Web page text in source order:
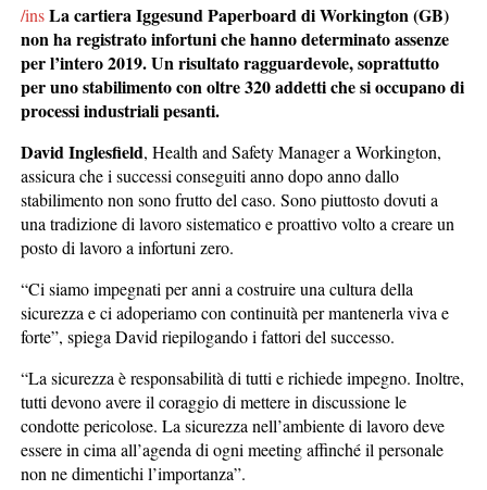
/insLa cartiera Iggesund Paperboard di Workington (GB)
non ha registrato infortuni che hanno determinato assenze
per l’intero 2019. Un risultato ragguardevole, soprattutto
per uno stabilimento con oltre 320 addetti che si occupano di
processi industriali pesanti.
David Inglesfield, Health and Safety Manager a Workington,
assicura che i successi conseguiti anno dopo anno dallo
stabilimento non sono frutto del caso. Sono piuttosto dovuti a
una tradizione di lavoro sistematico e proattivo volto a creare un
posto di lavoro a infortuni zero.
“Ci siamo impegnati per anni a costruire una cultura della
sicurezza e ci adoperiamo con continuità per mantenerla viva e
forte”, spiega David riepilogando i fattori del successo.
“La sicurezza è responsabilità di tutti e richiede impegno. Inoltre,
tutti devono avere il coraggio di mettere in discussione le
condotte pericolose. La sicurezza nell’ambiente di lavoro deve
essere in cima all’agenda di ogni meeting affinché il personale
non ne dimentichi l’importanza”.